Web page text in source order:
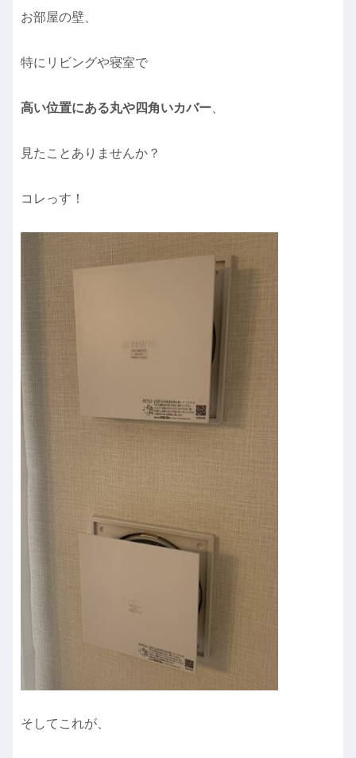
お部屋の壁、
特にリビングや寝室で
高い位置にある丸や四角いカバー
見たことありませんか？
コレっす！
そしてこれが、